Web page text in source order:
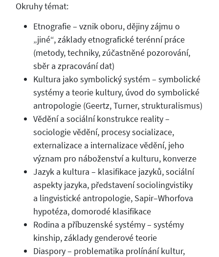
Okruhy témat:
Etnografie – vznik oboru, dějiny zájmu o
„jiné“, základy etnografické terénní práce
(metody, techniky, zúčastněné pozorování,
sběr a zpracování dat)
Kultura jako symbolický systém – symbolické
systémy a teorie kultury, úvod do symbolické
antropologie (Geertz, Turner, strukturalismus)
Vědění a sociální konstrukce reality –
sociologie vědění, procesy socializace,
externalizace a internalizace vědění, jeho
význam pro náboženství a kulturu, konverze
Jazyk a kultura – klasifikace jazyků, sociální
aspekty jazyka, představení sociolingvistiky
a lingvistické antropologie, Sapir–Whorfova
hypotéza, domorodé klasifikace
Rodina a příbuzenské systémy – systémy
kinship, základy genderové teorie
Diaspory – problematika prolínání kultur,